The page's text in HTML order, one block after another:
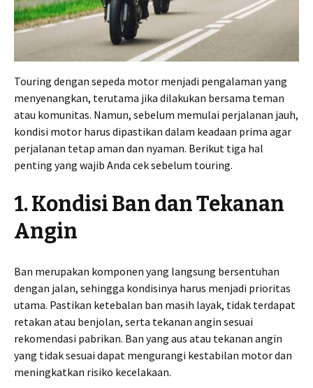
Touring dengan sepeda motor menjadi pengalaman yang
menyenangkan, terutama jika dilakukan bersama teman
atau komunitas. Namun, sebelum memulai perjalanan jauh,
kondisi motor harus dipastikan dalam keadaan prima agar
perjalanan tetap aman dan nyaman. Berikut tiga hal
penting yang wajib Anda cek sebelum touring.
1. Kondisi Ban dan Tekanan
Angin
Ban merupakan komponen yang langsung bersentuhan
dengan jalan, sehingga kondisinya harus menjadi prioritas
utama. Pastikan ketebalan ban masih layak, tidak terdapat
retakan atau benjolan, serta tekanan angin sesuai
rekomendasi pabrikan. Ban yang aus atau tekanan angin
yang tidak sesuai dapat mengurangi kestabilan motor dan
meningkatkan risiko kecelakaan.